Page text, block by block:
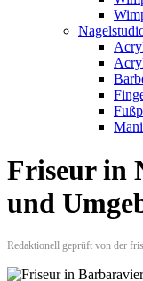
Friseur in
und
Redaktionell geprüft von der